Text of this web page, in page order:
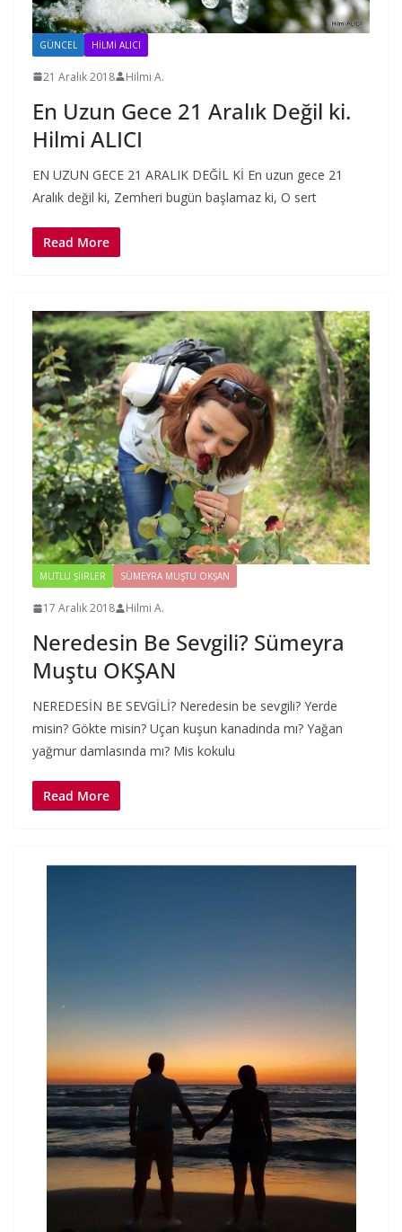
GÜNCEL HILMI ALICI
21 Aralık 2018 Hilmi A.
En Uzun Gece 21 Aralık Değil ki.
Hilmi ALICI
EN UZUN GECE 21 ARALIK DEĞİL Kİ En uzun gece 21
Aralık değil ki, Zemheri bugün başlamaz ki, O sert
Read More
MUTLU ŞIIRLER SÜMEYRA MUŞTU OKŞAN
17 Aralık 2018 Hilmi A.
Neredesin Be Sevgili? Sümeyra
Muştu OKŞAN
NEREDESİN BE SEVGİLİ? Neredesin be sevgili? Yerde
misin? Gökte misin? Uçan kuşun kanadında mı? Yağan
yağmur damlasında mı? Mis kokulu
Read More